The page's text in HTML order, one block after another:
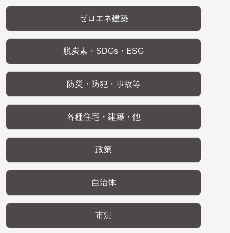
ゼロエネ建築
脱炭素・SDGs・ESG
防災・防犯・事故等
各種住宅・建築・他
政策
自治体
市況